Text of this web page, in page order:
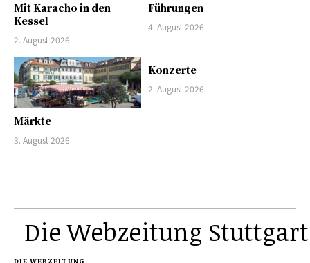
Mit Karacho in den
Kessel
2. August 2026
Führungen
4. August 2026
Märkte
3. August 2026
Konzerte
2. August 2026
Die Webzeitung Stuttgart
DIE WEBZEITUNG